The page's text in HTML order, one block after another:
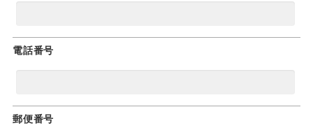
電話番号
郵便番号